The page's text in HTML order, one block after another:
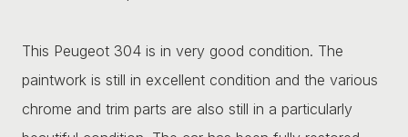
This Peugeot 304 is in very good condition. The
paintwork is still in excellent condition and the various
chrome and trim parts are also still in a particularly